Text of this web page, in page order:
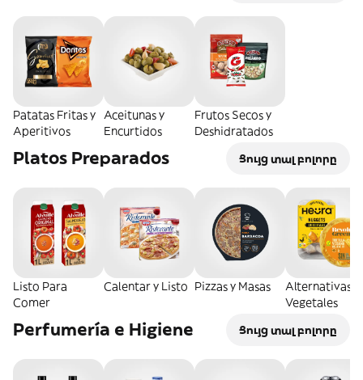
Patatas Fritas y
Aperitivos
Aceitunas y
Encurtidos
Frutos Secos y
Deshidratados
Platos Preparados Ցույց տալ բոլորը
Listo Para
Comer
Calentar y Listo Pizzas y Masas
Alternativas
Vegetales
Perfumería e Higiene Ցույց տալ բոլորը